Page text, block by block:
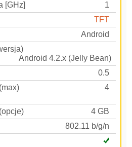
[GHz]
1
TFT
Android
Android 4.2.x (Jelly Bean)
0.5
4
4 GB
802.11 b/g/n